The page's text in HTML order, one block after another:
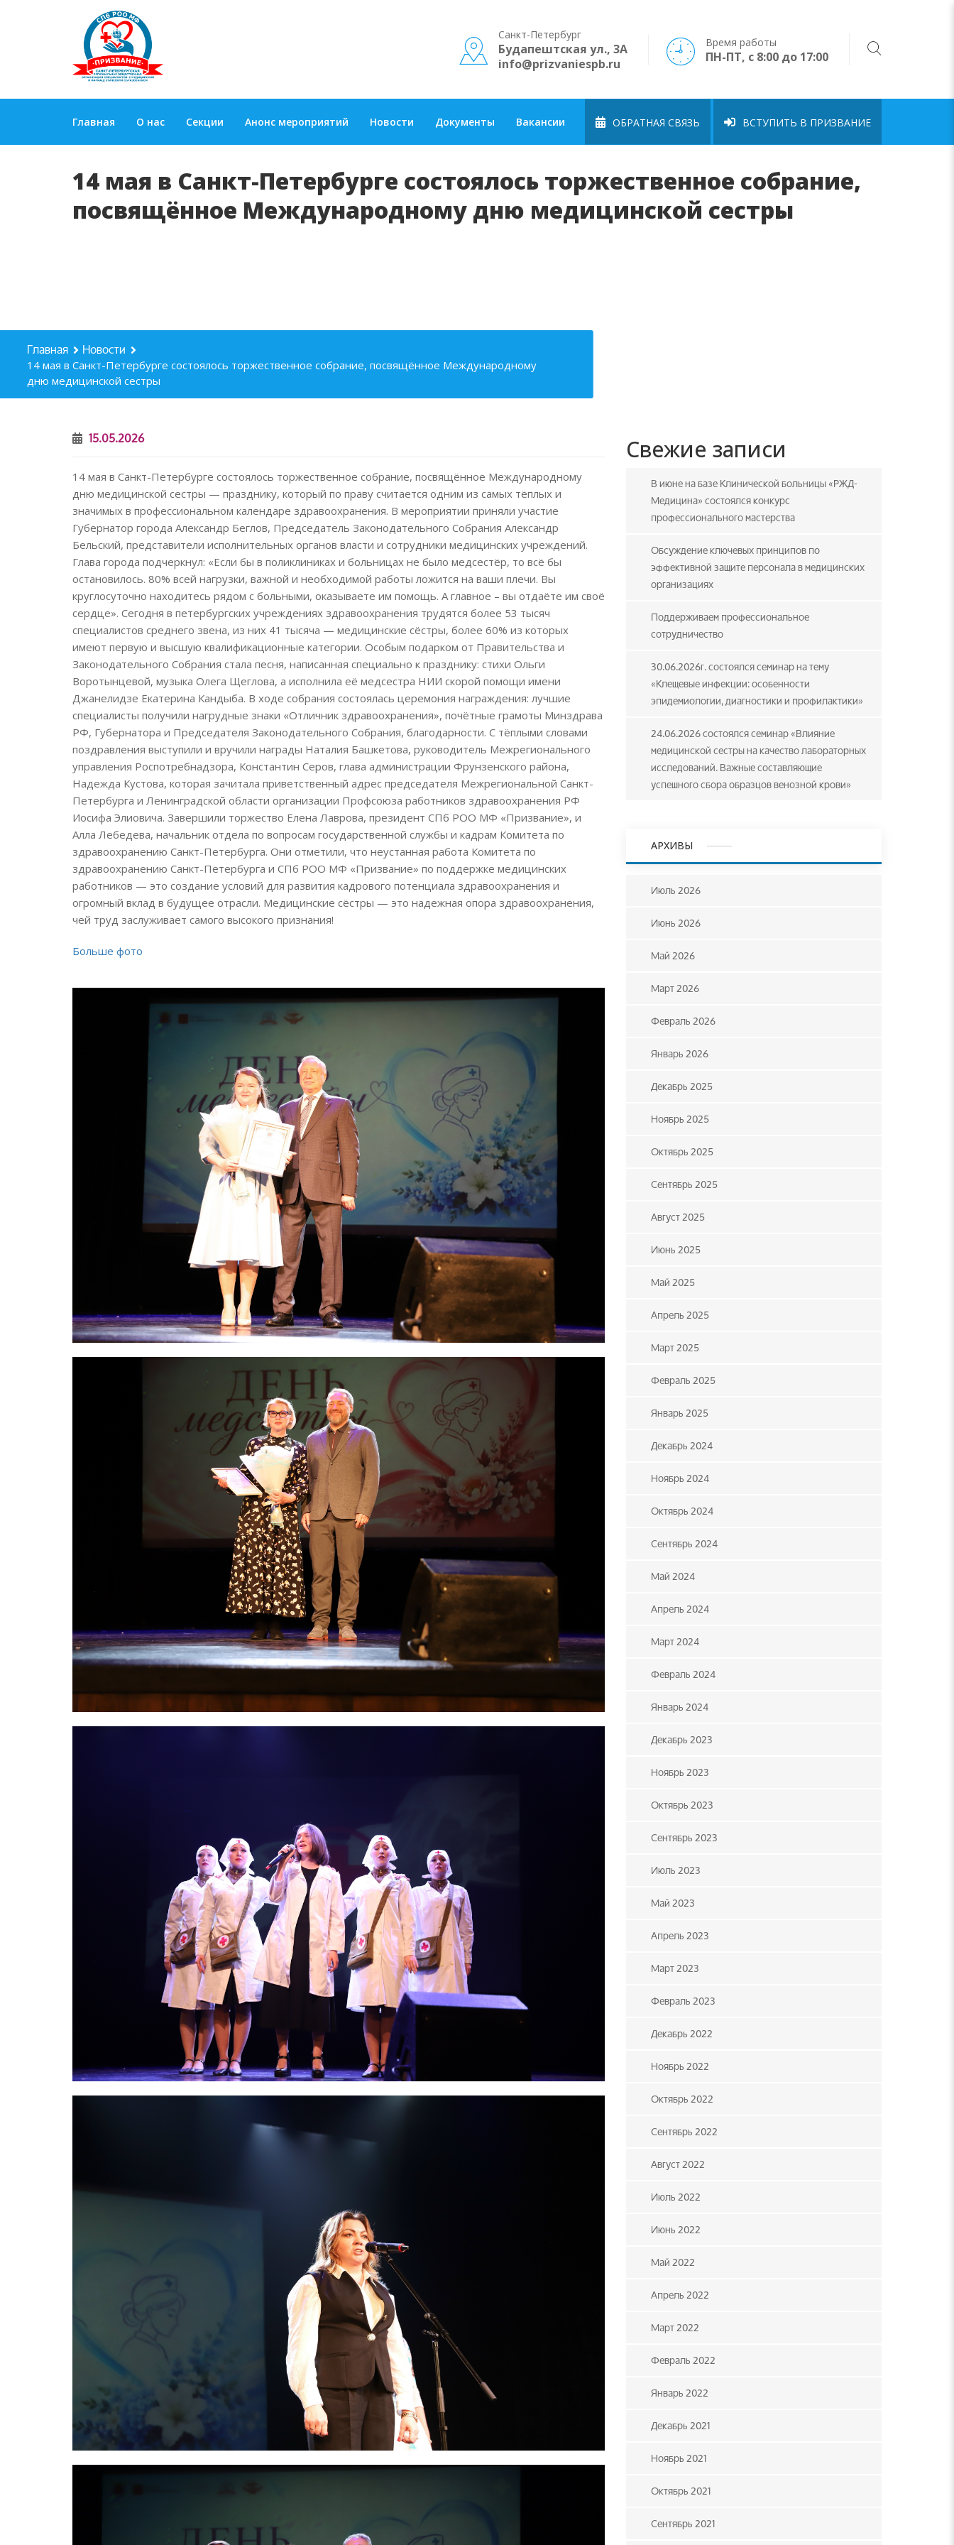
Санкт-Петербург
Будапештская ул., 3А
info@prizvaniespb.ru
Время работы
ПН-ПТ, с 8:00 до 17:00
Главная О нас Секции Анонс мероприятий Новости Документы Вакансии ОБРАТНАЯ СВЯЗЬ ВСТУПИТЬ В ПРИЗВАНИЕ
14 мая в Санкт-Петербурге состоялось торжественное собрание,
посвящённое Международному дню медицинской сестры
Главная Новости
14 мая в Санкт-Петербурге состоялось торжественное собрание, посвящённое Международному
дню медицинской сестры
15.05.2026
14 мая в Санкт-Петербурге состоялось торжественное собрание, посвящённое Международному
дню медицинской сестры — празднику, который по праву считается одним из самых тёплых и
значимых в профессиональном календаре здравоохранения. В мероприятии приняли участие
Губернатор города Александр Беглов, Председатель Законодательного Собрания Александр
Бельский, представители исполнительных органов власти и сотрудники медицинских учреждений.
Глава города подчеркнул: «Если бы в поликлиниках и больницах не было медсестёр, то всё бы
остановилось. 80% всей нагрузки, важной и необходимой работы ложится на ваши плечи. Вы
круглосуточно находитесь рядом с больными, оказываете им помощь. А главное – вы отдаёте им своё
сердце». Сегодня в петербургских учреждениях здравоохранения трудятся более 53 тысяч
специалистов среднего звена, из них 41 тысяча — медицинские сёстры, более 60% из которых
имеют первую и высшую квалификационные категории. Особым подарком от Правительства и
Законодательного Собрания стала песня, написанная специально к празднику: стихи Ольги
Воротынцевой, музыка Олега Щеглова, а исполнила её медсестра НИИ скорой помощи имени
Джанелидзе Екатерина Кандыба. В ходе собрания состоялась церемония награждения: лучшие
специалисты получили нагрудные знаки «Отличник здравоохранения», почётные грамоты Минздрава
РФ, Губернатора и Председателя Законодательного Собрания, благодарности. С тёплыми словами
поздравления выступили и вручили награды Наталия Башкетова, руководитель Межрегионального
управления Роспотребнадзора, Константин Серов, глава администрации Фрунзенского района,
Надежда Кустова, которая зачитала приветственный адрес председателя Межрегиональной Санкт-
Петербурга и Ленинградской области организации Профсоюза работников здравоохранения РФ
Иосифа Элиовича. Завершили торжество Елена Лаврова, президент СПб РОО МФ «Призвание», и
Алла Лебедева, начальник отдела по вопросам государственной службы и кадрам Комитета по
здравоохранению Санкт-Петербурга. Они отметили, что неустанная работа Комитета по
здравоохранению Санкт-Петербурга и СПб РОО МФ «Призвание» по поддержке медицинских
работников — это создание условий для развития кадрового потенциала здравоохранения и
огромный вклад в будущее отрасли. Медицинские сёстры — это надежная опора здравоохранения,
чей труд заслуживает самого высокого признания!
Больше фото
Свежие записи
В июне на базе Клинической больницы «РЖД-
Медицина» состоялся конкурс
профессионального мастерства
Обсуждение ключевых принципов по
эффективной защите персонала в медицинских
организациях
Поддерживаем профессиональное
сотрудничество
30.06.2026г. состоялся семинар на тему
«Клещевые инфекции: особенности
эпидемиологии, диагностики и профилактики»
24.06.2026 состоялся семинар «Влияние
медицинской сестры на качество лабораторных
исследований. Важные составляющие
успешного сбора образцов венозной крови»
АРХИВЫ
Июль 2026
Июнь 2026
Май 2026
Март 2026
Февраль 2026
Январь 2026
Декабрь 2025
Ноябрь 2025
Октябрь 2025
Сентябрь 2025
Август 2025
Июнь 2025
Май 2025
Апрель 2025
Март 2025
Февраль 2025
Январь 2025
Декабрь 2024
Ноябрь 2024
Октябрь 2024
Сентябрь 2024
Май 2024
Апрель 2024
Март 2024
Февраль 2024
Январь 2024
Декабрь 2023
Ноябрь 2023
Октябрь 2023
Сентябрь 2023
Июль 2023
Май 2023
Апрель 2023
Март 2023
Февраль 2023
Декабрь 2022
Ноябрь 2022
Октябрь 2022
Сентябрь 2022
Август 2022
Июль 2022
Июнь 2022
Май 2022
Апрель 2022
Март 2022
Февраль 2022
Январь 2022
Декабрь 2021
Ноябрь 2021
Октябрь 2021
Сентябрь 2021